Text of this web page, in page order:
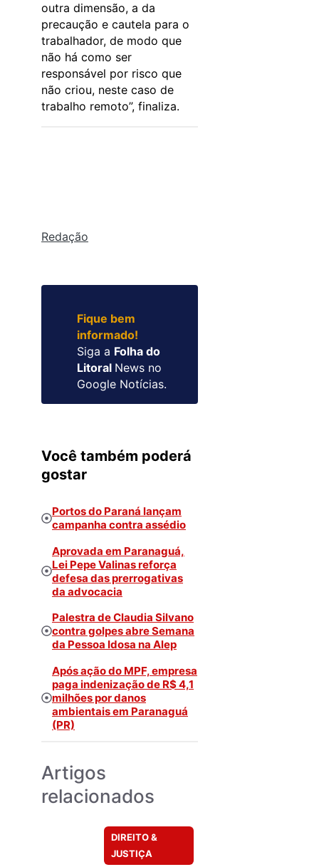
outra dimensão, a da
precaução e cautela para o
trabalhador, de modo que
não há como ser
responsável por risco que
não criou, neste caso de
trabalho remoto”, finaliza.
Redação
Fique bem
informado!
Siga a Folha do
Litoral News no
Google Notícias.
Você também poderá
gostar
Portos do Paraná lançam
campanha contra assédio
Aprovada em Paranaguá,
Lei Pepe Valinas reforça
defesa das prerrogativas
da advocacia
Palestra de Claudia Silvano
contra golpes abre Semana
da Pessoa Idosa na Alep
Após ação do MPF, empresa
paga indenização de R$ 4,1
milhões por danos
ambientais em Paranaguá
(PR)
Artigos
relacionados
DIREITO &
JUSTIÇA